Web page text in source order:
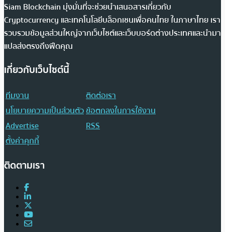
Siam Blockchain มุ่งมั่นที่จะช่วยนำเสนอสารเกี่ยวกับ
Cryptocurrency และเทคโนโลยีบล็อกเชนเพื่อคนไทย ในภาษาไทย เรา
รวบรวมข้อมูลส่วนใหญ่จากเว็บไซต์และเว็บบอร์ดต่างประเทศและนำมา
แปลส่งตรงถึงฟีดคุณ
เกี่ยวกับเว็บไซต์นี้
ทีมงาน
ติดต่อเรา
นโยบายความเป็นส่วนตัวข้อตกลงในการใช้งาน
Advertise
RSS
ตั้งค่าคุกกี้
ติดตามเรา